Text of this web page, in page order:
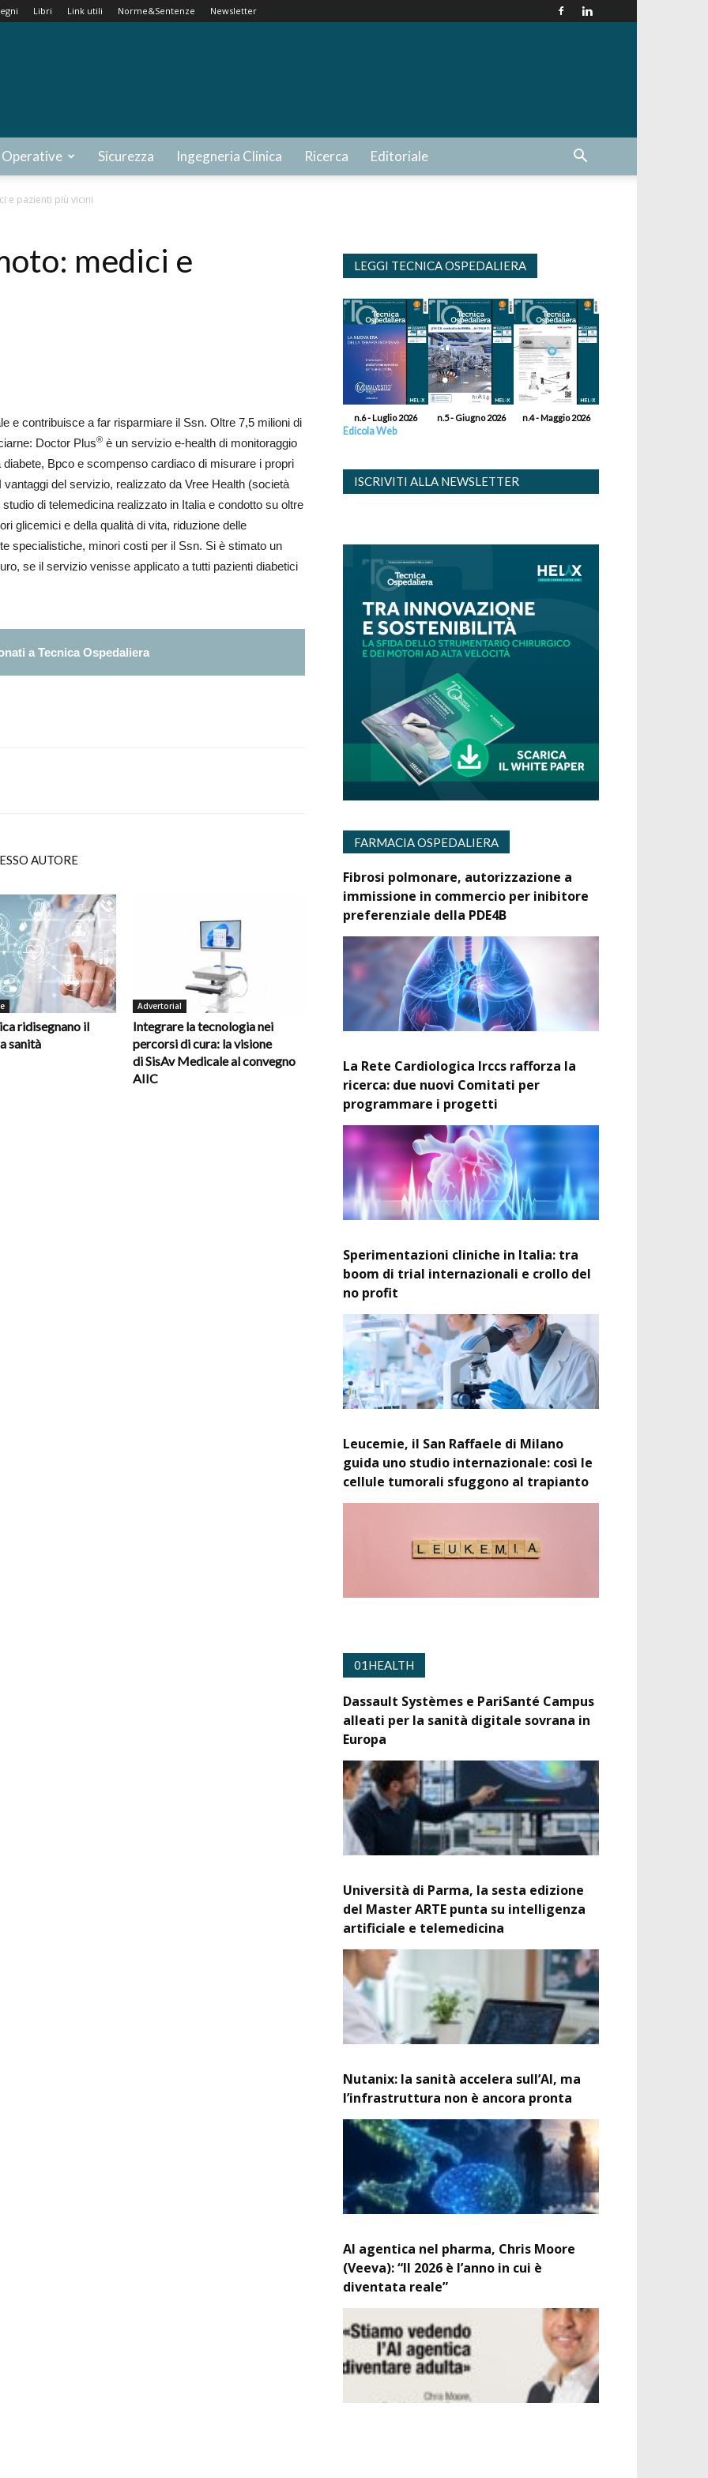
Libri Link utili Norme&Sentenze Newsletter
Sicurezza Ingegneria Clinica Ricerca Editoriale
e pazienti più vicini
medici e
e contribuisce a far risparmiare il Ssn. Oltre 7,5 milioni di
Doctor Plus® è un servizio e-health di monitoraggio
Bpco e scompenso cardiaco di misurare i propri
del servizio, realizzato da Vree Health (società
di telemedicina realizzato in Italia e condotto su oltre
glicemici e della qualità di vita, riduzione delle
specialistiche, minori costi per il Ssn. Si è stimato un
se il servizio venisse applicato a tutti pazienti diabetici
a Tecnica Ospedaliera
AUTORE
ridisegnano il
sanità
Advertorial
Integrare la tecnologia nei
percorsi di cura: la visione
di SisAv Medicale al convegno
AIIC
LEGGI TECNICA OSPEDALIERA
n.6 - Luglio 2026 n.5 - Giugno 2026 n.4 - Maggio 2026
Edicola Web
ISCRIVITI ALLA NEWSLETTER
FARMACIA OSPEDALIERA
Fibrosi polmonare, autorizzazione a
immissione in commercio per inibitore
preferenziale della PDE4B
La Rete Cardiologica Irccs rafforza la
ricerca: due nuovi Comitati per
programmare i progetti
Sperimentazioni cliniche in Italia: tra
boom di trial internazionali e crollo del
no profit
Leucemie, il San Raffaele di Milano
guida uno studio internazionale: così le
cellule tumorali sfuggono al trapianto
01HEALTH
Dassault Systèmes e PariSanté Campus
alleati per la sanità digitale sovrana in
Europa
Università di Parma, la sesta edizione
del Master ARTE punta su intelligenza
artificiale e telemedicina
Nutanix: la sanità accelera sull’AI, ma
l’infrastruttura non è ancora pronta
AI agentica nel pharma, Chris Moore
(Veeva): “Il 2026 è l’anno in cui è
diventata reale”